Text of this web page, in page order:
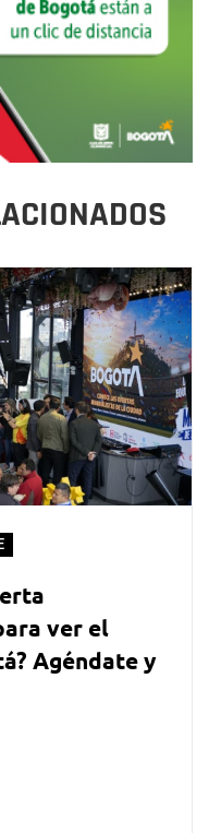
ver el
Agéndate y